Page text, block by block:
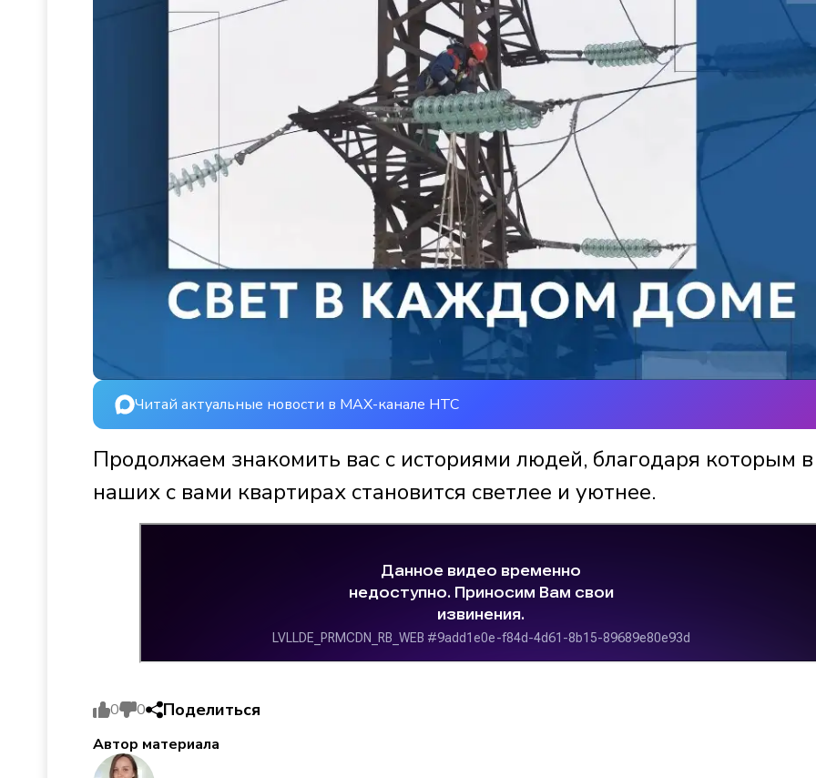
Читай актуальные новости в MAX-канале НТС
Продолжаем знакомить вас с историями людей, благодаря которым в
наших с вами квартирах становится светлее и уютнее.
0 0 Поделиться
Автор материала